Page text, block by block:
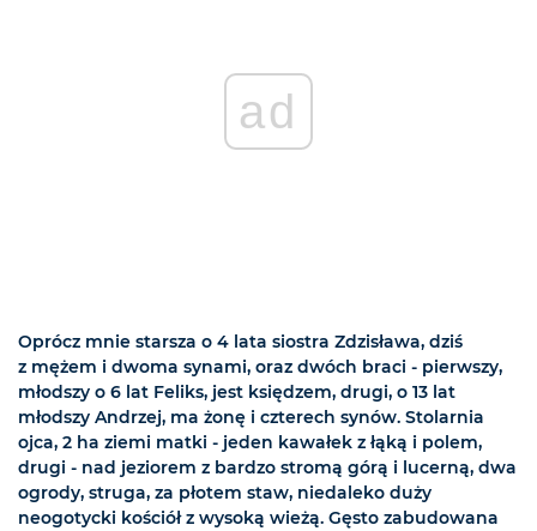
ad
Oprócz mnie starsza o 4 lata siostra Zdzisława, dziś
z mężem i dwoma synami, oraz dwóch braci - pierwszy,
młodszy o 6 lat Feliks, jest księdzem, drugi, o 13 lat
młodszy Andrzej, ma żonę i czterech synów. Stolarnia
ojca, 2 ha ziemi matki - jeden kawałek z łąką i polem,
drugi - nad jeziorem z bardzo stromą górą i lucerną, dwa
ogrody, struga, za płotem staw, niedaleko duży
neogotycki kościół z wysoką wieżą. Gęsto zabudowana